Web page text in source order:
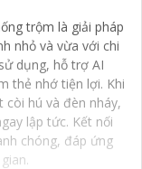
trộm là giải pháp
nhỏ và vừa với chi
dụng, hỗ trợ AI
thẻ nhớ tiện lợi. Khi
còi hú và đèn nháy,
lập tức. Kết nối
chóng, đáp ứng